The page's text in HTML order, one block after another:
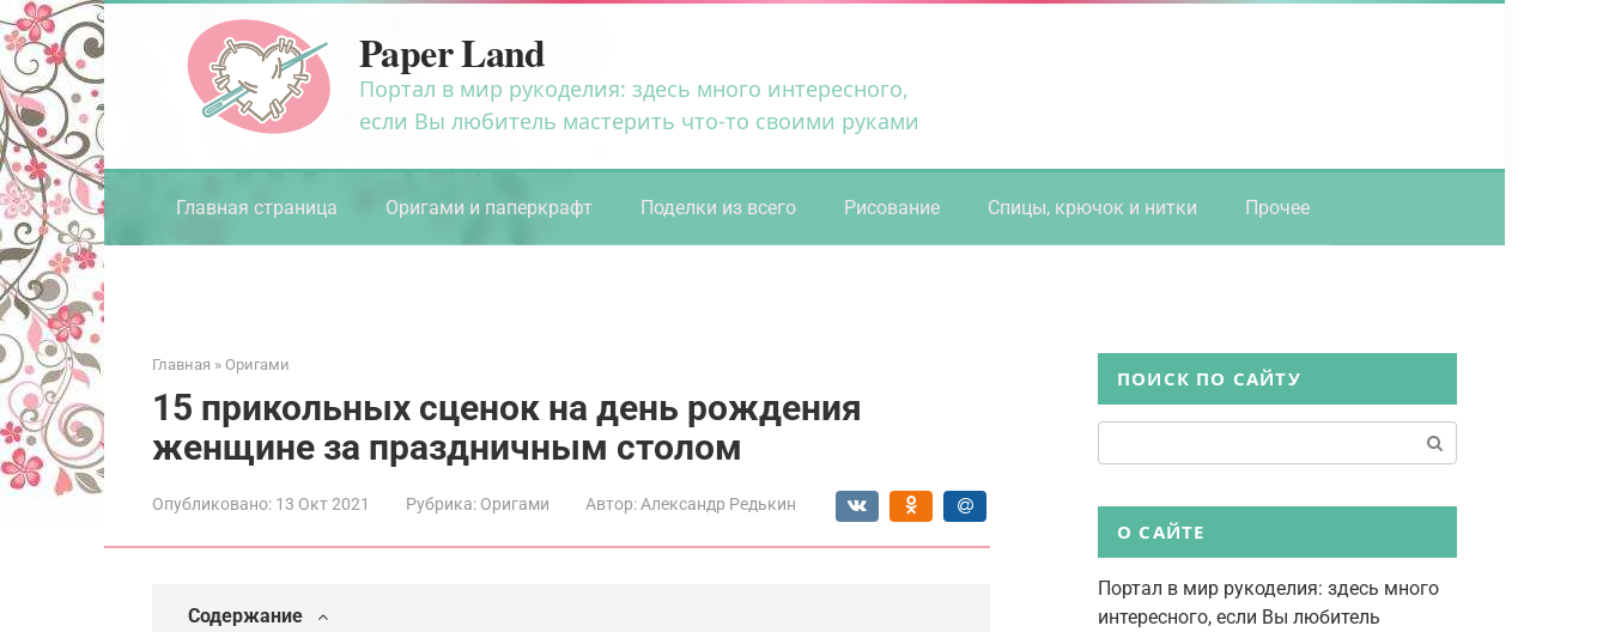
Перейти
к
контенту
Paper Land
Портал в мир рукоделия: здесь много интересного,
если Вы любитель мастерить что-то своими руками
Главная страница Оригами и паперкрафт Поделки из всего Рисование Спицы, крючок и нитки Прочее
Главная » Оригами
15 прикольных сценок на день рождения
женщине за праздничным столом
Опубликовано: 13 Окт 2021 Рубрика: Оригами Автор: Александр Редькин
Содержание
ПОИСК ПО САЙТУ
О САЙТЕ
Портал в мир рукоделия: здесь много
интересного, если Вы любитель